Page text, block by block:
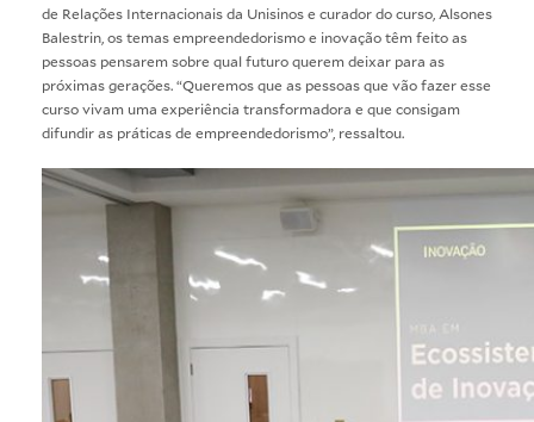
de Relações Internacionais da Unisinos e curador do curso, Alsones
Balestrin, os temas empreendedorismo e inovação têm feito as
pessoas pensarem sobre qual futuro querem deixar para as
próximas gerações. “Queremos que as pessoas que vão fazer esse
curso vivam uma experiência transformadora e que consigam
difundir as práticas de empreendedorismo”, ressaltou.